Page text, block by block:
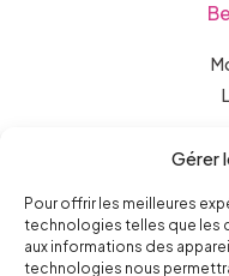
Gérer
Pour offrir les meilleures
technologies telles que
aux informations des
technologies nous